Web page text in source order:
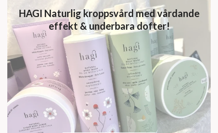
HAGI Naturlig kroppsvård med vårdande
effekt & underbara dofter!